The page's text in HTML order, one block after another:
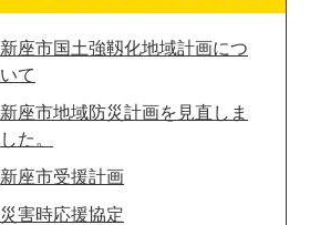
新座市国土強靱化地域計画につ
いて
新座市地域防災計画を見直しま
した。
新座市受援計画
災害時応援協定